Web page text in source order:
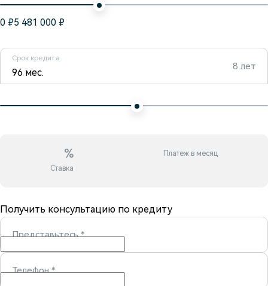
0 ₽5 481 000 ₽
Срок кредита
96 мес.
8 лет
%
Ставка
Платеж в месяц
Получить консультацию по кредиту
Представьтесь*
Телефон*